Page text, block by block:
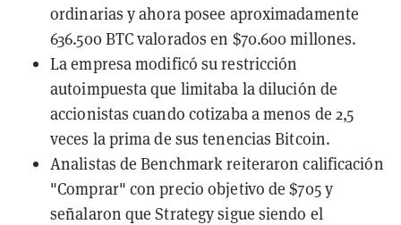
ordinarias y ahora posee aproximadamente
636.500 BTC valorados en $70.600 millones.
La empresa modificó su restricción
autoimpuesta que limitaba la dilución de
accionistas cuando cotizaba a menos de 2,5
veces la prima de sus tenencias Bitcoin.
Analistas de Benchmark reiteraron calificación
"Comprar" con precio objetivo de $705 y
señalaron que Strategy sigue siendo el